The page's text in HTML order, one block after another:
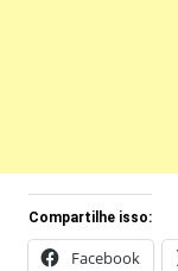
Compartilhe isso:
Facebook